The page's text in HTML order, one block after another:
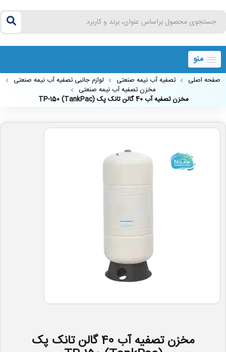
منو
صفحه اصلی تصفیه آب نیمه صنعتی
لوازم جانبی تصفیه آب نیمه صنعتی
مخزن تصفیه آب نیمه صنعتی
مخزن تصفیه آب 40 گالن تانک پک (TankPac) TP-150
مخزن تصفیه آب 40 گالن تانک پک